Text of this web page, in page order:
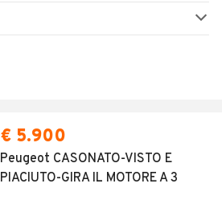
€ 5.900
Peugeot CASONATO-VISTO E
PIACIUTO-GIRA IL MOTORE A 3